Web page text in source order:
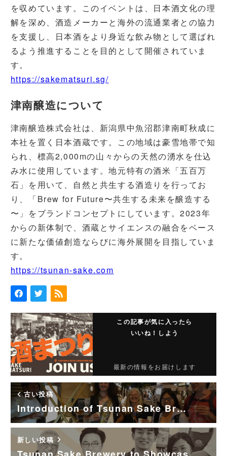
を収めています。このイベントは、日本酒文化の理
解を深め、酒造メーカーと海外の流通業者との協力
を支援し、日本酒をより身近な飲み物として選ばれ
るよう推進することを目的として開催されていま
す。
https://sakematsuri.sg/
津南醸造について
津南醸造株式会社は、新潟県中魚沼郡津南町秋成に
本社を置く日本酒蔵です。この地域は豪雪地帯で知
られ、標高2,000mの山々からの天然の湧水を仕込
み水に使用しています。地元特有の酒米「五百万
石」を用いて、自然と共生する酒造りを行ってお
り、「Brew for Future〜共生する未来を醸造する
〜」をブランドコンセプトにしています。2023年
からの新体制で、酒蔵とサイエンスの融合をベース
に新たな価値創造ならびに海外展開を目指していま
す。
https://tsunan-sake.com
この記事が気に入ったら
いいね！しよう
最新の情報をお届けします
古い投稿
Introduction of Tsunan Sake Br…
新しい投稿